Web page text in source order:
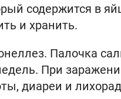
содержится в
и хранить.
Палочка
При
диареи и